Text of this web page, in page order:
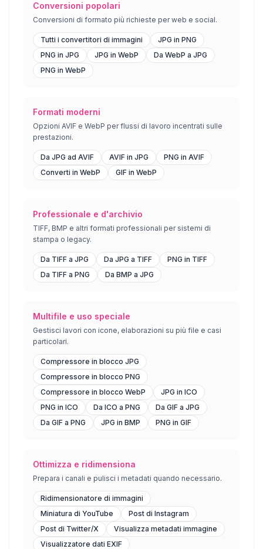
Conversioni popolari
Conversioni di formato più richieste per web e social.
Tutti i convertitori di immagini
JPG in PNG
PNG in JPG
JPG in WebP
Da WebP a JPG
PNG in WebP
Formati moderni
Opzioni AVIF e WebP per flussi di lavoro incentrati sulle
prestazioni.
Da JPG ad AVIF AVIF in JPG
PNG in AVIF
Converti in WebP
GIF in WebP
Professionale e d'archivio
TIFF, BMP e altri formati professionali per sistemi di
stampa o legacy.
Da TIFF a JPG Da JPG a TIFF
PNG in TIFF
Da TIFF a PNG
Da BMP a JPG
Multifile e uso speciale
Gestisci lavori con icone, elaborazioni su più file e casi
particolari.
Compressore in blocco JPG
Compressore in blocco PNG
Compressore in blocco WebP
JPG in ICO
PNG in ICO
Da ICO a PNG
Da GIF a JPG
Da GIF a PNG
JPG in BMP PNG in GIF
Ottimizza e ridimensiona
Prepara i canali e pulisci i metadati quando necessario.
Ridimensionatore di immagini
Miniatura di YouTube
Post di Instagram
Post di Twitter/X
Visualizza metadati immagine
Visualizzatore dati EXIF